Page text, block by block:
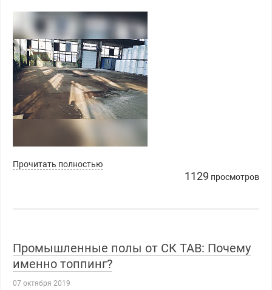
Прочитать полностью
1129 просмотров
Промышленные полы от СК ТАВ: Почему
именно топпинг?
07 октября 2019